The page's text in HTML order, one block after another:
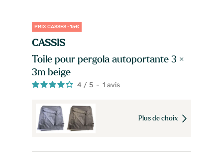
PRIX CASSES -15€
CASSIS
Toile pour pergola autoportante 3 ×
3m beige
4 / 5 - 1 avis
Plus de choix